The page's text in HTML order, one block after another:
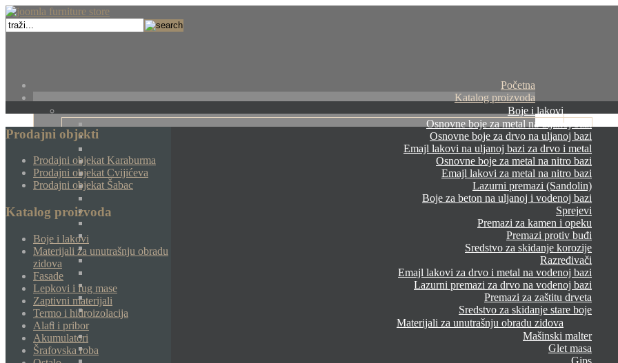
Početna
Katalog proizvoda
Boje i lakovi
Osnovne boje za metal na uljanoj bazi
Osnovne boje za drvo na uljanoj bazi
Emajl lakovi na uljanoj bazi za drvo i metal
Osnovne boje za metal na nitro bazi
Emajl lakovi za metal na nitro bazi
Lazurni premazi (Sandolin)
Boje za beton na uljanoj i vodenoj bazi
Sprejevi
Premazi za kamen i opeku
Premazi protiv buđi
Sredstvo za skidanje korozije
Razređivači
Emajl lakovi za drvo i metal na vodenoj bazi
Lazurni premazi za drvo na vodenoj bazi
Premazi za zaštitu drveta
Sredstvo za skidanje stare boje
Materijali za unutrašnju obradu zidova
Mašinski malter
Glet masa
Gips
Prodajni objekti
Prodajni objekat Karaburma
Prodajni objekat Cvijićeva
Prodajni objekat Šabac
Katalog proizvoda
Boje i lakovi
Materijali za unutrašnju obradu
zidova
Fasade
Lepkovi i fug mase
Zaptivni materijali
Termo i hidroizolacija
Alati i pribor
Akumulatori
Šrafovska roba